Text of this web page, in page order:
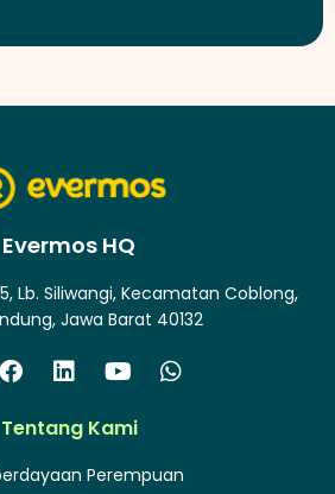
Evermos HQ
Lb. Siliwangi, Kecamatan Coblong,
Jawa Barat 40132
Tentang Kami
Perempuan